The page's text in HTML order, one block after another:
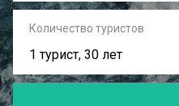
Количество туристов
1 турист, 30 лет